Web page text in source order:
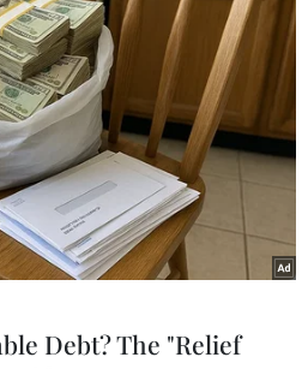
lệch.
Debt? The "Relief